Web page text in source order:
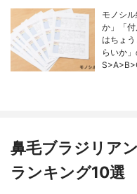
モノシ
か」「
はちょ
らいか
鼻毛ブラジリア
ランキング10選